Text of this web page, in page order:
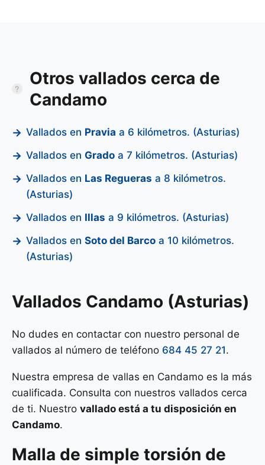
Otros vallados cerca de
Candamo
Vallados en Pravia a 6 kilómetros. (Asturias)
Vallados en Grado a 7 kilómetros. (Asturias)
Vallados en Las Regueras a 8 kilómetros.
(Asturias)
Vallados en Illas a 9 kilómetros. (Asturias)
Vallados en Soto del Barco a 10 kilómetros.
(Asturias)
Vallados Candamo (Asturias)
No dudes en contactar con nuestro personal de
vallados al número de teléfono 684 45 27 21.
Nuestra empresa de vallas en Candamo es la más
cualificada. Consulta con nuestros vallados cerca
de ti. Nuestro vallado está a tu disposición en
Candamo.
Malla de simple torsión de